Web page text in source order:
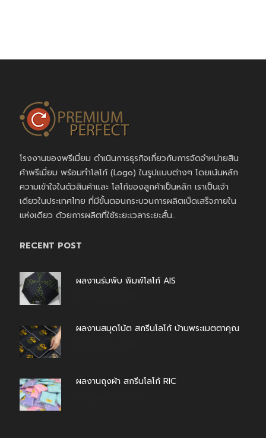
โรงงานของพรีเมี่ยม ดำเนินการธุรกิจเกี่ยวกับการจัดจำหน่ายสิน
ค้าพรีเมี่ยม พร้อมทำโลโก้ (Logo) ในรูปแบบต่างๆ โดยเน้นหลัก
ความเข้าใจในตัวสินค้าและ โลโก้ของลูกค้าเป็นหลัก เราเป็นเจ้า
เดียวในประเทศไทย ที่มีขั้นตอนกระบวนการผลิตเบ็ดเสร็จภายใน
แห่งเดียว ด้วยการผลิตที่ใช้ระยะเวลาระยะสั้น..
RECENT POST
ผลงานร่มพับ พิมพ์โลโก้ AIS
ผลงานสมุดโน้ต สกรีนโลโก้ บ้านพระเมตตาคุณ
ผลงานถุงผ้า สกรีนโลโก้ RIC